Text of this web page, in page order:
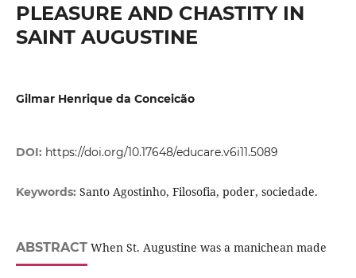
PLEASURE AND CHASTITY IN
SAINT AUGUSTINE
Gilmar Henrique da Conceicão
DOI: https://doi.org/10.17648/educare.v6i11.5089
Keywords: Santo Agostinho, Filosofia, poder, sociedade.
ABSTRACTWhen St. Augustine was a manichean made